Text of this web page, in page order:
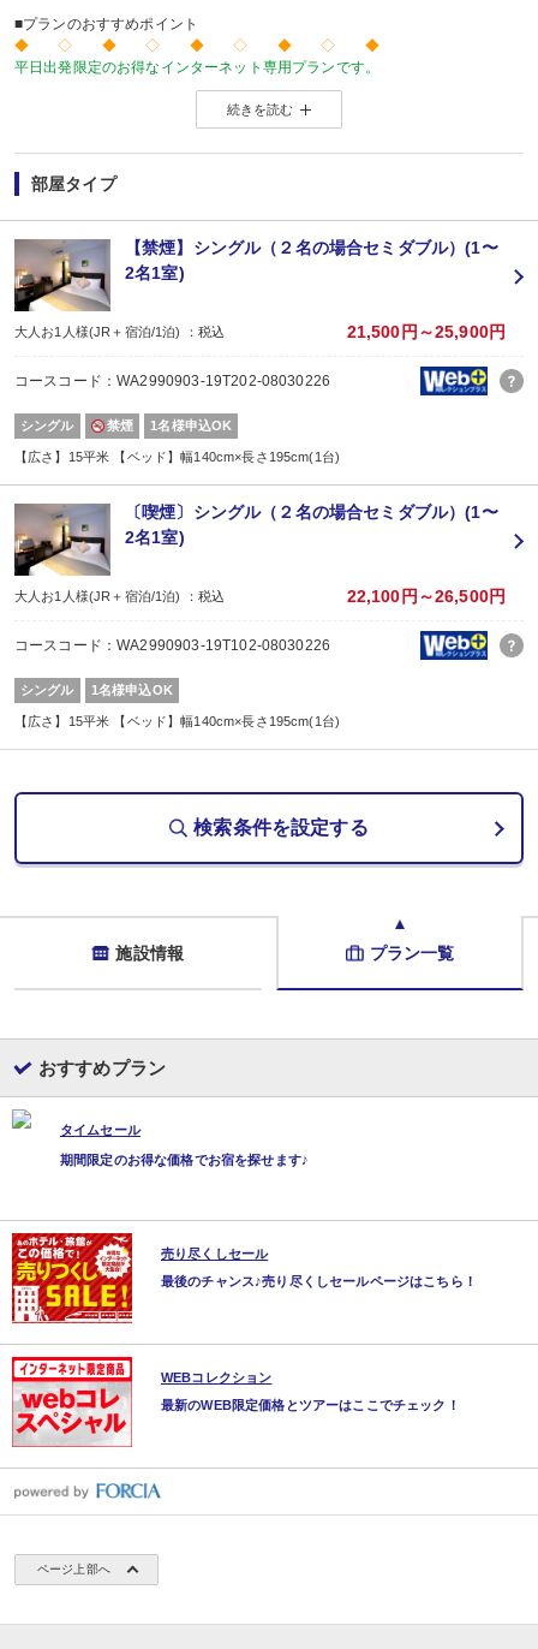
■プランのおすすめポイント
◆ ◇ ◆ ◇ ◆ ◇ ◆ ◇ ◆
平日出発限定のお得なインターネット専用プランです。
価格を抑えたい！人が多い土日祝日を避けてゆったり旅をしたい！
◆ ◇ ◆ ◇ ◆ ◇ ◆ ◇ ◆
■夕食
なし
■朝食
場所:
レストラン
内容:
和洋ビュッフェ
【時間】7:00～10:00
続きを読む
部屋タイプ
【禁煙】シングル（２名の場合セミダブル）(1〜
2名1室)
大人お1人様(JR＋宿泊/1泊) ：税込 21,500円～25,900円
コースコード：WA2990903-19T202-08030226
シングル 禁煙 1名様申込OK
【広さ】15平米 【ベッド】幅140cm×長さ195cm(1台)
〔喫煙〕シングル（２名の場合セミダブル）(1〜
2名1室)
大人お1人様(JR＋宿泊/1泊) ：税込 22,100円～26,500円
コースコード：WA2990903-19T102-08030226
シングル 1名様申込OK
【広さ】15平米 【ベッド】幅140cm×長さ195cm(1台)
検索条件を設定する
施設情報 プラン一覧
おすすめプラン
タイムセール
期間限定のお得な価格でお宿を探せます♪
売り尽くしセール
最後のチャンス♪売り尽くしセールページはこちら！
WEBコレクション
最新のWEB限定価格とツアーはここでチェック！
ページ上部へ